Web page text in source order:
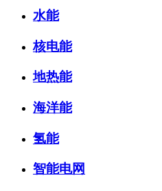
水能
核电能
地热能
海洋能
氢能
智能电网